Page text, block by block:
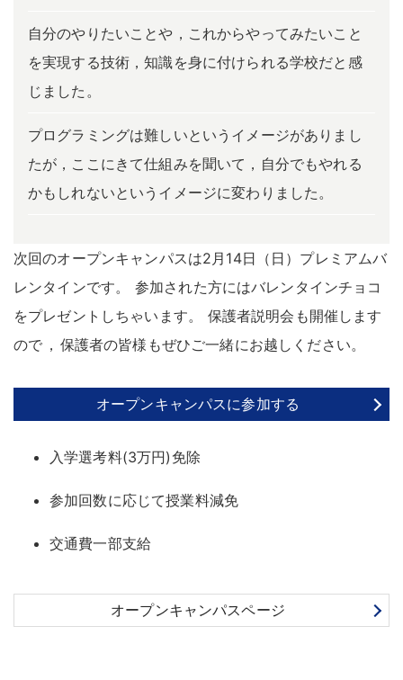
自分のやりたいことや，これからやってみたいこと
を実現する技術，知識を身に付けられる学校だと感
じました。
プログラミングは難しいというイメージがありまし
たが，ここにきて仕組みを聞いて，自分でもやれる
かもしれないというイメージに変わりました。
次回のオープンキャンパスは2月14日（日）プレミアムバ
レンタインです。
参加された方にはバレンタインチョコ
をプレゼントしちゃいます。
保護者説明会も開催します
ので ， 保護者の皆様もぜひご一緒にお越しください。
オープンキャンパスに参加する
入学選考料(3万円)免除
参加回数に応じて授業料減免
交通費一部支給
オープンキャンパスページ